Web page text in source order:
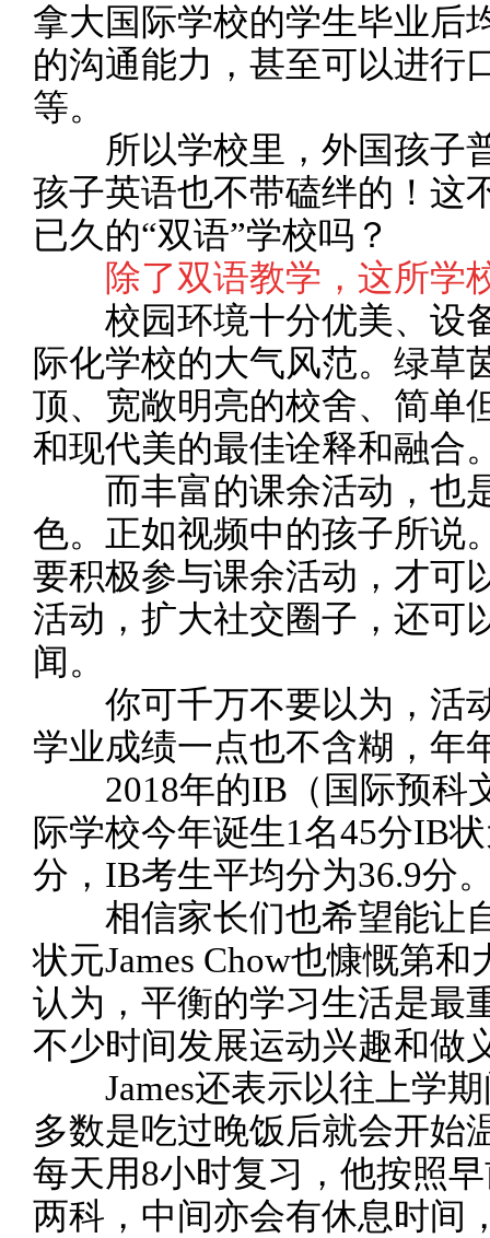
拿大国际学校的学生毕业后
的沟通能力，甚至可以进行
等。
所以学校里，外国孩子
孩子英语也不带磕绊的！这
已久的“双语”学校吗？
除了双语教学，这所学
校园环境十分优美、设
际化学校的大气风范。绿草
顶、宽敞明亮的校舍、简单
和现代美的最佳诠释和融合
而丰富的课余活动，也
色。正如视频中的孩子所说
要积极参与课余活动，才可
活动，扩大社交圈子，还可
闻。
你可千万不要以为，活
学业成绩一点也不含糊，年
2018年的IB（国际预科
际学校今年诞生1名45分IB
分，IB考生平均分为36.9分
相信家长们也希望能让
状元James Chow也慷慨第
认为，平衡的学习生活是最
不少时间发展运动兴趣和做
James还表示以往上学期
多数是吃过晚饭后就会开始
每天用8小时复习，他按照
两科，中间亦会有休息时间